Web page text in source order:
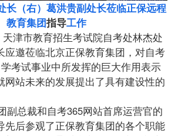
长（右）葛洪贵副处长莅临正保远程
教育集团指导工作
津市教育招生考试院自考处林杰处
应邀莅临北京正保教育集团，对自考
考试事业中所发挥的巨大作用表示
网站未来的发展提出了具有建设性的
总裁和自考365网站首席运营官的
先后参观了正保教育集团的各个职能